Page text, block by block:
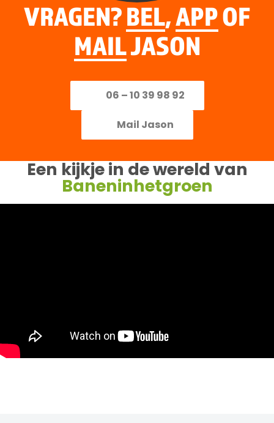
VRAGEN?BEL,APPOF
MAILJASON
06 – 10 39 98 92
Mail Jason
Een kijkje in de wereld van
Baneninhetgroen